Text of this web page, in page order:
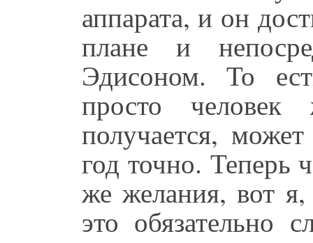
аппарата, и он
плане и
Эдисоном. То
просто
получается,
год точно. Теперь
же желания, вот
это обязательно